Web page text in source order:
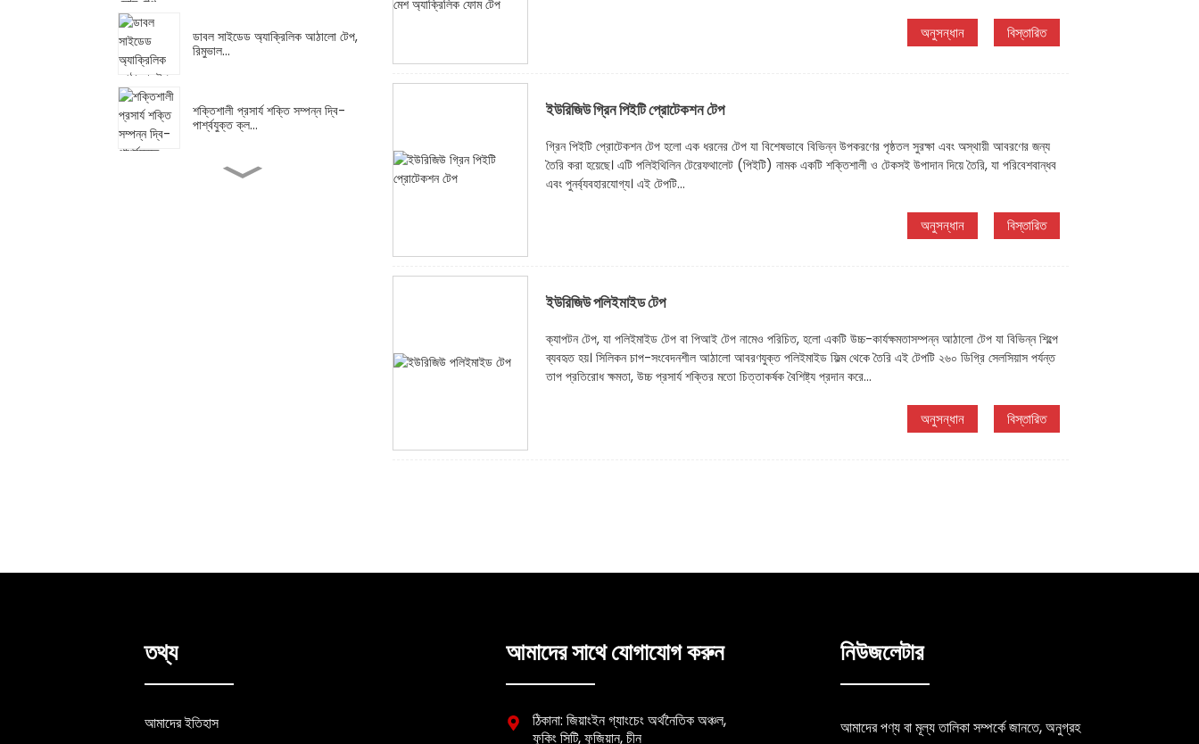
ডাবল সাইডেড অ্যাক্রিলিক আঠালো টেপ,
রিমুভাল...
শক্তিশালী প্রসার্য শক্তি সম্পন্ন দ্বি-
পার্শ্বযুক্ত ক্ল...
অনুসন্ধান বিস্তারিত
ইউরিজিউ গ্রিন পিইটি প্রোটেকশন টেপ
গ্রিন পিইটি প্রোটেকশন টেপ হলো এক ধরনের টেপ যা বিশেষভাবে বিভিন্ন উপকরণের পৃষ্ঠতল সুরক্ষা এবং অস্থায়ী আবরণের জন্য
তৈরি করা হয়েছে। এটি পলিইথিলিন টেরেফথালেট (পিইটি) নামক একটি শক্তিশালী ও টেকসই উপাদান দিয়ে তৈরি, যা পরিবেশবান্ধব
এবং পুনর্ব্যবহারযোগ্য। এই টেপটি...
অনুসন্ধান বিস্তারিত
ইউরিজিউ পলিইমাইড টেপ
ক্যাপটন টেপ, যা পলিইমাইড টেপ বা পিআই টেপ নামেও পরিচিত, হলো একটি উচ্চ-কার্যক্ষমতাসম্পন্ন আঠালো টেপ যা বিভিন্ন শিল্পে
ব্যবহৃত হয়। সিলিকন চাপ-সংবেদনশীল আঠালো আবরণযুক্ত পলিইমাইড ফিল্ম থেকে তৈরি এই টেপটি ২৬০ ডিগ্রি সেলসিয়াস পর্যন্ত
তাপ প্রতিরোধ ক্ষমতা, উচ্চ প্রসার্য শক্তির মতো চিত্তাকর্ষক বৈশিষ্ট্য প্রদান করে...
অনুসন্ধান বিস্তারিত
তথ্য
আমাদের ইতিহাস
আমাদের সাথে যোগাযোগ করুন
ঠিকানা: জিয়াংইন গ্যাংচেং অর্থনৈতিক অঞ্চল,
ফুকিং সিটি, ফুজিয়ান, চীন
নিউজলেটার
আমাদের পণ্য বা মূল্য তালিকা সম্পর্কে জানতে, অনুগ্রহ